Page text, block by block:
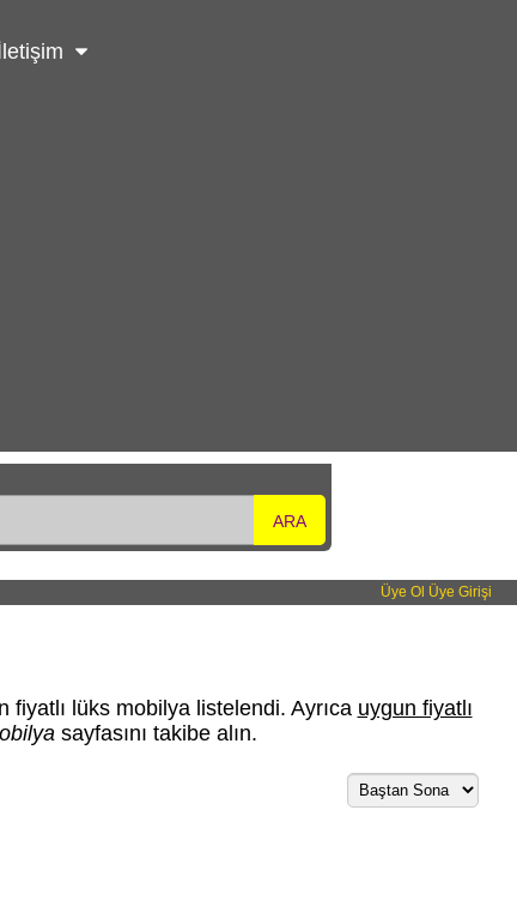
ARA
Üye Ol Üye Girişi
lüks mobilya listelendi. Ayrıca uygun fiyatlı
sayfasını takibe alın.